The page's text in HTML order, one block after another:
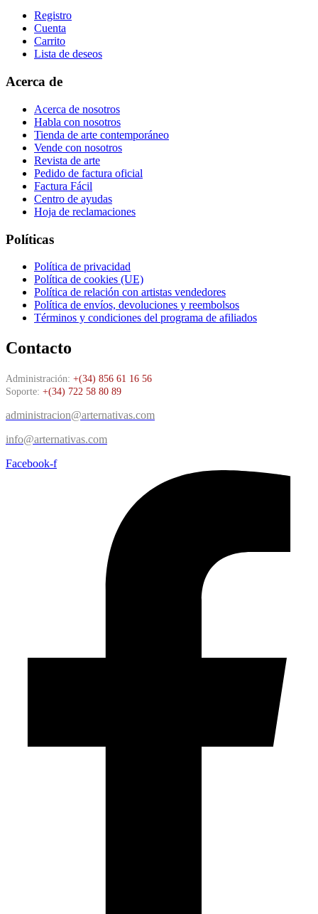
Registro
Cuenta
Carrito
Lista de deseos
Acerca de
Acerca de nosotros
Habla con nosotros
Tienda de arte contemporáneo
Vende con nosotros
Revista de arte
Pedido de factura oficial
Factura Fácil
Centro de ayudas
Hoja de reclamaciones
Políticas
Política de privacidad
Política de cookies (UE)
Política de relación con artistas vendedores
Política de envíos, devoluciones y reembolsos
Términos y condiciones del programa de afiliados
Contacto
Administración: +(34) 856 61 16 56
Soporte: +(34) 722 58 80 89
administracion@arternativas.com
info@arternativas.com
Facebook-f